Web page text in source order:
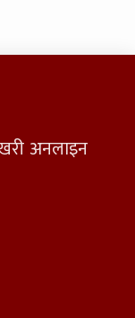
अनलाइन